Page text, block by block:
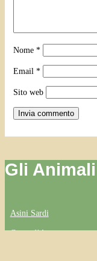
Nome *
Email *
Sito web
Invia commento
Gli Animali
Asini Sardi
Capre d’Angora